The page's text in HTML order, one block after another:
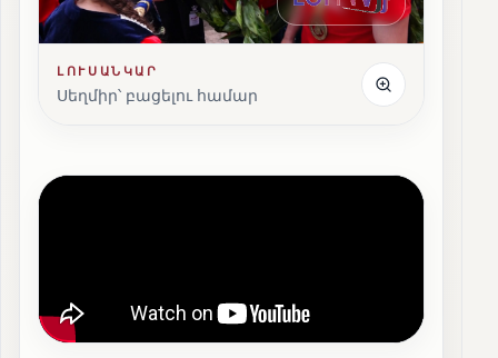
ԼՈՒՍԱՆԿԱՐ
Սեղմիր՝ բացելու համար